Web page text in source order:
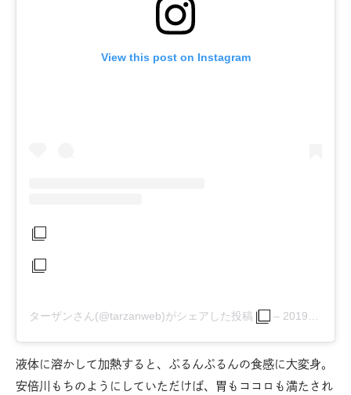
View this post on Instagram
ターザンさん(@tarzanweb)がシェアした投稿 – 2019年 2月月17日午前2時00分PST
液体に溶かして加熱すると、ぷるんぷるんの食感に大変身。
安倍川もちのようにしていただけば、胃もココロも満たされ